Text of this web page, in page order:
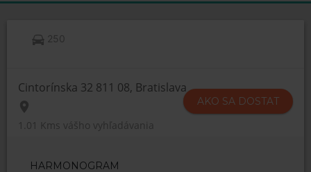
250
Cintorínska 32 811 08, Bratislava
1.01 Kms vášho vyhľadávania
AKO SA DOSTAT
HARMONOGRAM